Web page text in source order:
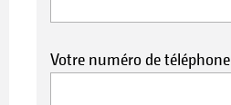
Votre numéro de téléphone